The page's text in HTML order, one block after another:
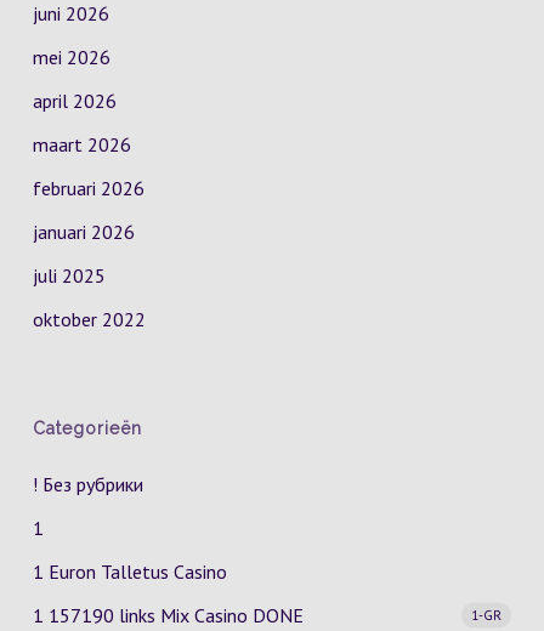
juni 2026
mei 2026
april 2026
maart 2026
februari 2026
januari 2026
juli 2025
oktober 2022
Categorieën
! Без рубрики
1
1 Euron Talletus Casino
1 157190 links Mix Casino
1-GR
DONE